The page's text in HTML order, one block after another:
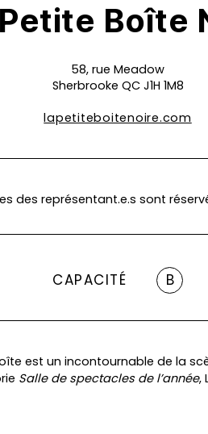
Boîte
58, rue Meadow
Sherbrooke QC J1H 1M8
lapetiteboitenoire.com
des représentant.e.s sont
CAPACITÉ B
est un incontournable de la
Salle de spectacles de l’année,